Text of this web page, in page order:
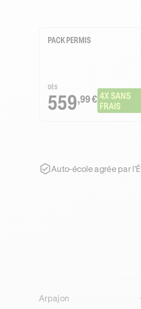
PACK PERMIS
DÈS
559,99 € 4X SANS
FRAIS
Auto-école agrée par
Arpajon